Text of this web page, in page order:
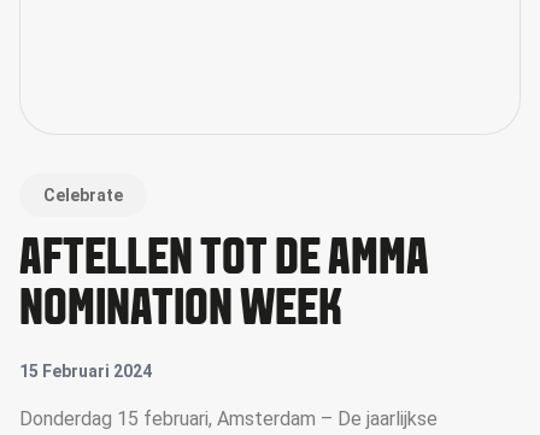
Celebrate
AFTELLEN TOT DE AMMA
NOMINATION WEEK
15 Februari 2024
Donderdag 15 februari, Amsterdam – De jaarlijkse